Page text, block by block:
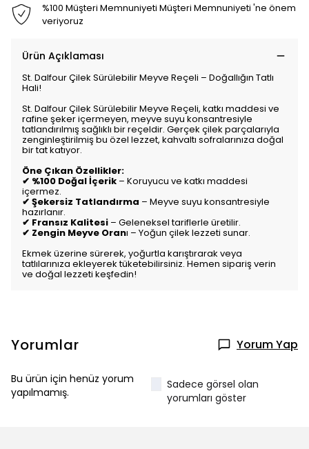
%100 Müşteri Memnuniyeti Müşteri Memnuniyeti 'ne önem
veriyoruz
Ürün Açıklaması
St. Dalfour Çilek Sürülebilir Meyve Reçeli – Doğallığın Tatlı
Hali!
St. Dalfour Çilek Sürülebilir Meyve Reçeli, katkı maddesi ve
rafine şeker içermeyen, meyve suyu konsantresiyle
tatlandırılmış sağlıklı bir reçeldir. Gerçek çilek parçalarıyla
zenginleştirilmiş bu özel lezzet, kahvaltı sofralarınıza doğal
bir tat katıyor.
Öne Çıkan Özellikler:
✔ %100 Doğal İçerik – Koruyucu ve katkı maddesi
içermez.
✔ Şekersiz Tatlandırma – Meyve suyu konsantresiyle
hazırlanır.
✔ Fransız Kalitesi – Geleneksel tariflerle üretilir.
✔ Zengin Meyve Oranı – Yoğun çilek lezzeti sunar.
Ekmek üzerine sürerek, yoğurtla karıştırarak veya
tatlılarınıza ekleyerek tüketebilirsiniz. Hemen sipariş verin
ve doğal lezzeti keşfedin!
Yorumlar Yorum Yap
Bu ürün için henüz yorum
yapılmamış.
Sadece görsel olan
yorumları göster